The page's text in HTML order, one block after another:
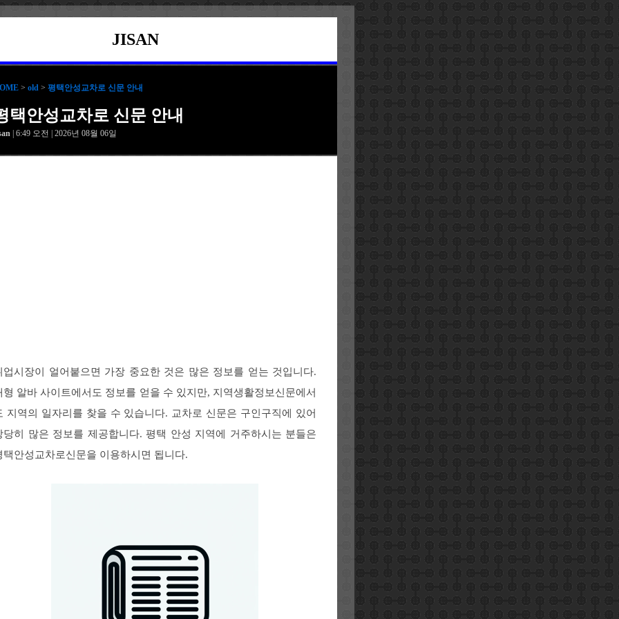
JISAN
> old > 평택안성교차로 신문 안내
택안성교차로 신문 안내
| 6:49 오전 | 2026년 08월 06일
업시장이 얼어붙으면 가장 중요한 것은 많은 정보를 얻는 것입니다.
형 알바 사이트에서도 정보를 얻을 수 있지만, 지역생활정보신문에서
지역의 일자리를 찾을 수 있습니다. 교차로 신문은 구인구직에 있어
당히 많은 정보를 제공합니다. 평택 안성 지역에 거주하시는 분들은
택안성교차로신문을 이용하시면 됩니다.